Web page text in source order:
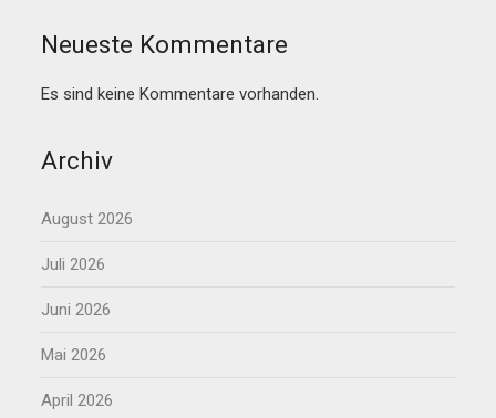
Neueste Kommentare
Es sind keine Kommentare vorhanden.
Archiv
August 2026
Juli 2026
Juni 2026
Mai 2026
April 2026